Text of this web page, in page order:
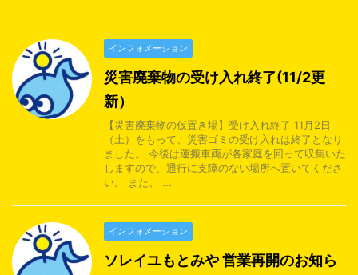
インフォメーション
災害廃棄物の受け入れ終了(11/2更
新）
【災害廃棄物の仮置き場】受け入れ終了 11月2日
（土）をもって、災害ゴミの受け入れは終了となり
ました。 今後は運搬車両が各家庭を回って収集いた
しますので、通行に支障のない場所へ置いてくださ
い。 また、 ...
インフォメーション
ソレイユもとみや 営業再開のお知ら